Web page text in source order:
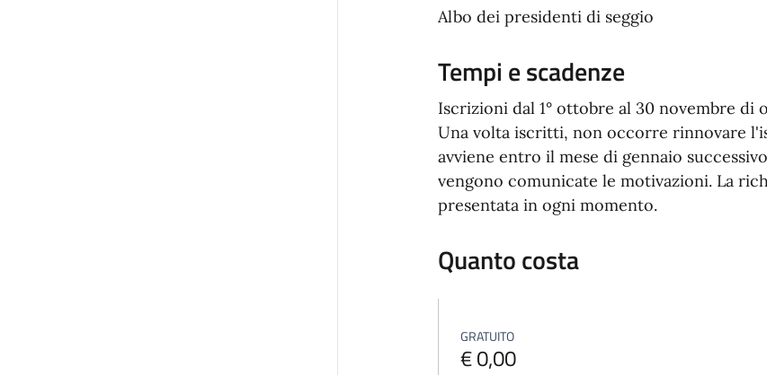
Albo dei presidenti di seggio
Tempi e scadenze
Iscrizioni dal 1° ottobre al 30 novembre di
Una volta iscritti, non occorre rinnovare
avviene entro il mese di gennaio
vengono comunicate le motivazioni. La
presentata in ogni momento.
Quanto costa
GRATUITO
€ 0,00